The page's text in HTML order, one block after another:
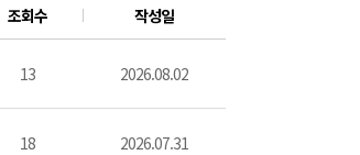
조회수 작성일
13 2026.08.02
18 2026.07.31